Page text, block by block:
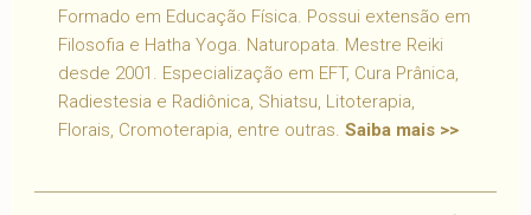
Formado em Educação Física. Possui extensão em
Filosofia e Hatha Yoga. Naturopata. Mestre Reiki
desde 2001. Especialização em EFT, Cura Prânica,
Radiestesia e Radiônica, Shiatsu, Litoterapia,
Florais, Cromoterapia, entre outras. Saiba mais >>